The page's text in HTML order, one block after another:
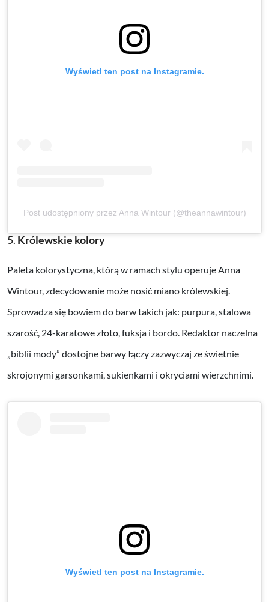
Wyświetl ten post na Instagramie.
Post udostępniony przez Anna Wintour (@theannawintour)
5. Królewskie kolory
Paleta kolorystyczna, którą w ramach stylu operuje Anna
Wintour, zdecydowanie może nosić miano królewskiej.
Sprowadza się bowiem do barw takich jak: purpura, stalowa
szarość, 24-karatowe złoto, fuksja i bordo. Redaktor naczelna
„biblii mody” dostojne barwy łączy zazwyczaj ze świetnie
skrojonymi garsonkami, sukienkami i okryciami wierzchnimi.
Wyświetl ten post na Instagramie.